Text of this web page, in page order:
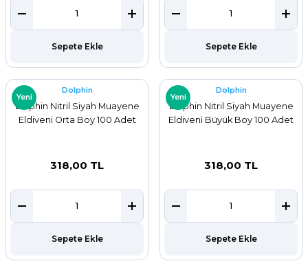
Sepete Ekle Sepete Ekle
Yeni
Dolphin
Dophin Nitril Siyah Muayene
Eldiveni Orta Boy 100 Adet
318,00 TL
Sepete Ekle
Yeni
Dolphin
Dophin Nitril Siyah Muayene
Eldiveni Büyük Boy 100 Adet
318,00 TL
Sepete Ekle